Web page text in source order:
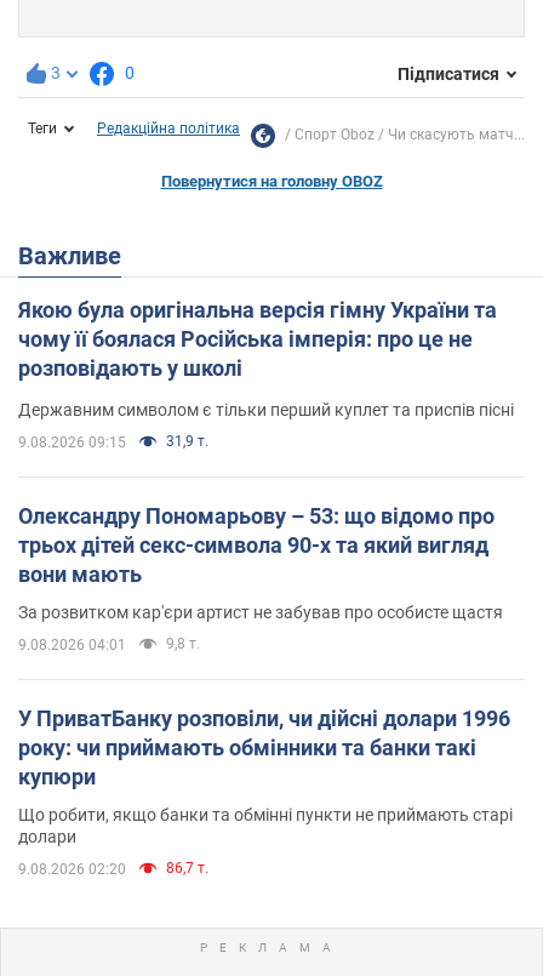
3 0 Підписатися
Теги Редакційна політика Спорт Oboz Чи скасують матч...
Повернутися на головну OBOZ
Важливе
Якою була оригінальна версія гімну України та
чому її боялася Російська імперія: про це не
розповідають у школі
Державним символом є тільки перший куплет та приспів пісні
9.08.2026 09:15 31,9 т.
Олександру Пономарьову – 53: що відомо про
трьох дітей секс-символа 90-х та який вигляд
вони мають
За розвитком кар'єри артист не забував про особисте щастя
9.08.2026 04:01 9,8 т.
У ПриватБанку розповіли, чи дійсні долари 1996
року: чи приймають обмінники та банки такі
купюри
Що робити, якщо банки та обмінні пункти не приймають старі
долари
9.08.2026 02:20 86,7 т.